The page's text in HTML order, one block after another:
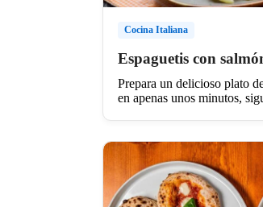
Cocina Italiana
Espaguetis con
Prepara un delicioso plato
en apenas unos minutos,